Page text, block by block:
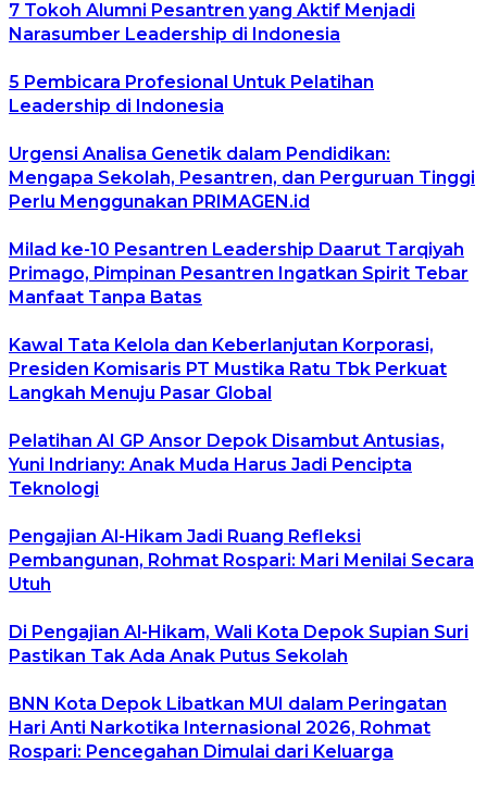
7 Tokoh Alumni Pesantren yang Aktif Menjadi
Narasumber Leadership di Indonesia
5 Pembicara Profesional Untuk Pelatihan
Leadership di Indonesia
Urgensi Analisa Genetik dalam Pendidikan:
Mengapa Sekolah, Pesantren, dan Perguruan Tinggi
Perlu Menggunakan PRIMAGEN.id
Milad ke-10 Pesantren Leadership Daarut Tarqiyah
Primago, Pimpinan Pesantren Ingatkan Spirit Tebar
Manfaat Tanpa Batas
Kawal Tata Kelola dan Keberlanjutan Korporasi,
Presiden Komisaris PT Mustika Ratu Tbk Perkuat
Langkah Menuju Pasar Global
Pelatihan AI GP Ansor Depok Disambut Antusias,
Yuni Indriany: Anak Muda Harus Jadi Pencipta
Teknologi
Pengajian Al-Hikam Jadi Ruang Refleksi
Pembangunan, Rohmat Rospari: Mari Menilai Secara
Utuh
Di Pengajian Al-Hikam, Wali Kota Depok Supian Suri
Pastikan Tak Ada Anak Putus Sekolah
BNN Kota Depok Libatkan MUI dalam Peringatan
Hari Anti Narkotika Internasional 2026, Rohmat
Rospari: Pencegahan Dimulai dari Keluarga